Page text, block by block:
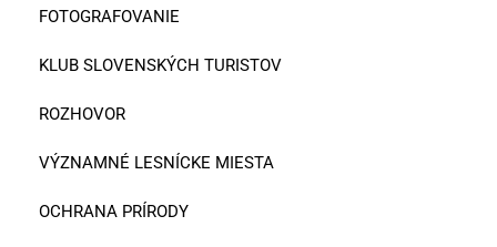
FOTOGRAFOVANIE
KLUB SLOVENSKÝCH TURISTOV
ROZHOVOR
VÝZNAMNÉ LESNÍCKE MIESTA
OCHRANA PRÍRODY